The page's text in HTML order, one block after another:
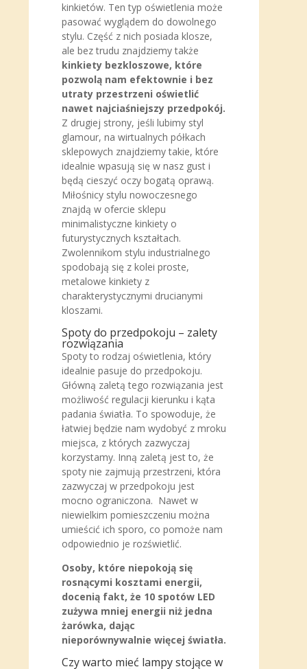
kinkietów. Ten typ oświetlenia może
pasować wyglądem do dowolnego
stylu. Część z nich posiada klosze,
ale bez trudu znajdziemy także
kinkiety bezkloszowe, które
pozwolą nam efektownie i bez
utraty przestrzeni oświetlić
nawet najciaśniejszy przedpokój.
Z drugiej strony, jeśli lubimy styl
glamour, na wirtualnych półkach
sklepowych znajdziemy takie, które
idealnie wpasują się w nasz gust i
będą cieszyć oczy bogatą oprawą.
Miłośnicy stylu nowoczesnego
znajdą w ofercie sklepu
minimalistyczne kinkiety o
futurystycznych kształtach.
Zwolennikom stylu industrialnego
spodobają się z kolei proste,
metalowe kinkiety z
charakterystycznymi drucianymi
kloszami.
Spoty do przedpokoju – zalety
rozwiązania
Spoty to rodzaj oświetlenia, który
idealnie pasuje do przedpokoju.
Główną zaletą tego rozwiązania jest
możliwość regulacji kierunku i kąta
padania światła. To spowoduje, że
łatwiej będzie nam wydobyć z mroku
miejsca, z których zazwyczaj
korzystamy. Inną zaletą jest to, że
spoty nie zajmują przestrzeni, która
zazwyczaj w przedpokoju jest
mocno ograniczona. Nawet w
niewielkim pomieszczeniu można
umieścić ich sporo, co pomoże nam
odpowiednio je rozświetlić.
Osoby, które niepokoją się
rosnącymi kosztami energii,
docenią fakt, że 10 spotów LED
zużywa mniej energii niż jedna
żarówka, dając
nieporównywalnie więcej światła.
Czy warto mieć lampy stojące w